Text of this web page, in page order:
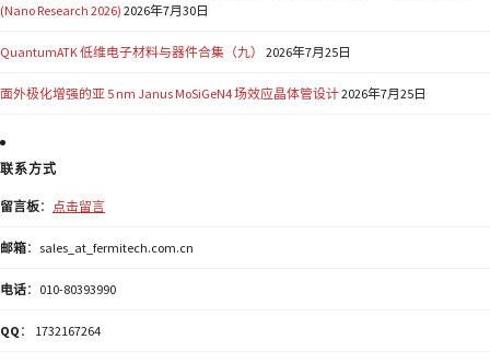
(Nano Research 2026) 2026年7月30日
QuantumATK 低维电子材料与器件合集（九） 2026年7月25日
面外极化增强的亚 5 nm Janus MoSiGeN4 场效应晶体管设计2026年7月25日
联系方式
留言板： 点击留言
邮箱：sales_at_fermitech.com.cn
电话：010-80393990
QQ ： 1732167264